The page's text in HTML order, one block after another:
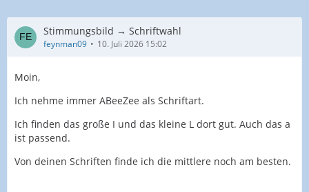
Stimmungsbild → Schriftwahl
feynman09 10. Juli 2026 15:02
Moin,
Ich nehme immer ABeeZee als Schriftart.
Ich finden das große I und das kleine L dort gut. Auch das a
ist passend.
Von deinen Schriften finde ich die mittlere noch am besten.